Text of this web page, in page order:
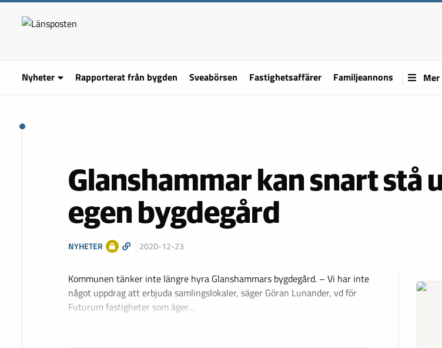
Nyheter Rapporterat från bygden Sveabörsen Fastighetsaffärer Familjeannons Mer
Glanshammar kan snart stå
egen bygdegård
NYHETER 2020-12-23
Kommunen tänker inte längre hyra Glanshammars bygdegård. – Vi har inte
något uppdrag att erbjuda samlingslokaler, säger Göran Lunander, vd för
Futurum fastigheter som äger…